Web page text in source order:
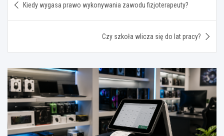
wpisu
Kiedy wygasa prawo wykonywania zawodu fizjoterapeuty?
Czy szkoła wlicza się do lat pracy?